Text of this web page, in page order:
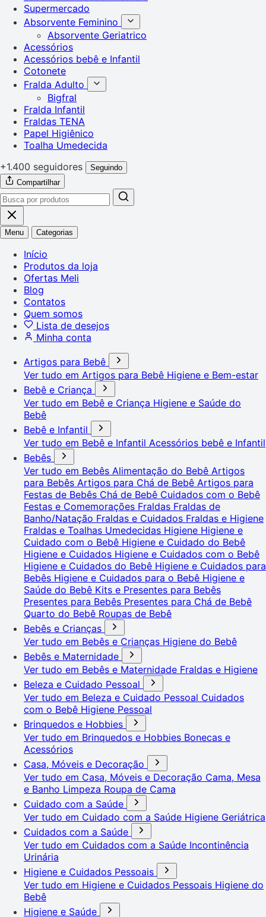
Supermercado
Absorvente Feminino
Absorvente Geriatrico
Acessórios
Acessórios bebê e Infantil
Cotonete
Fralda Adulto
Bigfral
Fralda Infantil
Fraldas TENA
Papel Higiênico
Toalha Umedecida
+1.400 seguidores
Seguindo
Compartilhar
Menu Categorias
Início
Produtos da loja
Ofertas Meli
Blog
Contatos
Quem somos
Lista de desejos
Minha conta
Artigos para Bebê
Ver tudo em Artigos para Bebê Higiene e Bem-estar
Bebê e Criança
Ver tudo em Bebê e Criança Higiene e Saúde do
Bebê
Bebê e Infantil
Ver tudo em Bebê e Infantil Acessórios bebê e Infantil
Bebês
Ver tudo em Bebês Alimentação do Bebê Artigos
para Bebês Artigos para Chá de Bebê Artigos para
Festas de Bebês Chá de Bebê Cuidados com o Bebê
Festas e Comemorações Fraldas Fraldas de
Banho/Natação Fraldas e Cuidados Fraldas e Higiene
Fraldas e Toalhas Umedecidas Higiene Higiene e
Cuidado com o Bebê Higiene e Cuidado do Bebê
Higiene e Cuidados Higiene e Cuidados com o Bebê
Higiene e Cuidados do Bebê Higiene e Cuidados para
Bebês Higiene e Cuidados para o Bebê Higiene e
Saúde do Bebê Kits e Presentes para Bebês
Presentes para Bebês Presentes para Chá de Bebê
Quarto do Bebê Roupas de Bebê
Bebês e Crianças
Ver tudo em Bebês e Crianças Higiene do Bebê
Bebês e Maternidade
Ver tudo em Bebês e Maternidade Fraldas e Higiene
Beleza e Cuidado Pessoal
Ver tudo em Beleza e Cuidado Pessoal Cuidados
com o Bebê Higiene Pessoal
Brinquedos e Hobbies
Ver tudo em Brinquedos e Hobbies Bonecas e
Acessórios
Casa, Móveis e Decoração
Ver tudo em Casa, Móveis e Decoração Cama, Mesa
e Banho Limpeza Roupa de Cama
Cuidado com a Saúde
Ver tudo em Cuidado com a Saúde Higiene Geriátrica
Cuidados com a Saúde
Ver tudo em Cuidados com a Saúde Incontinência
Urinária
Higiene e Cuidados Pessoais
Ver tudo em Higiene e Cuidados Pessoais Higiene do
Bebê
Higiene e Saúde